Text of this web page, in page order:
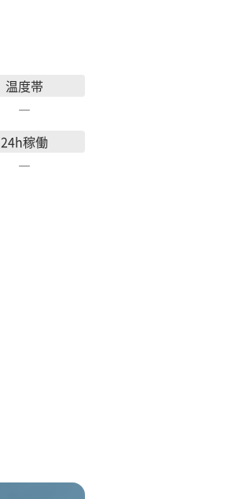
温度帯
―
24h稼働
―